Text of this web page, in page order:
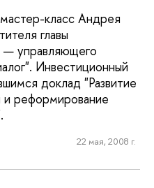
класс Андрея
главы
— управляющего
Инвестиционный
доклад "Развитие
и реформирование
22 мая, 2008 г.